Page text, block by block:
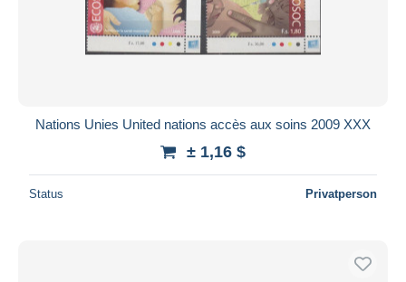
Nations Unies United nations accès aux soins 2009 XXX
± 1,16 $
Status Privatperson